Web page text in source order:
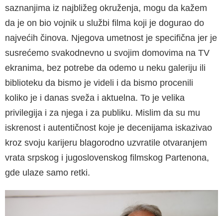
saznanjima iz najbližeg okruženja, mogu da kažem
da je on bio vojnik u službi filma koji je dogurao do
najvećih činova. Njegova umetnost je specifična jer je
susrećemo svakodnevno u svojim domovima na TV
ekranima, bez potrebe da odemo u neku galeriju ili
biblioteku da bismo je videli i da bismo procenili
koliko je i danas sveža i aktuelna. To je velika
privilegija i za njega i za publiku. Mislim da su mu
iskrenost i autentičnost koje je decenijama iskazivao
kroz svoju karijeru blagorodno uzvratile otvaranjem
vrata srpskog i jugoslovenskog filmskog Partenona,
gde ulaze samo retki.